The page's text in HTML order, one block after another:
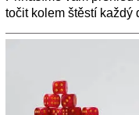
točit kolem štěstí každý